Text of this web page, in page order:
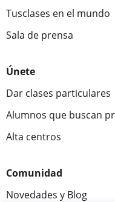
Tusclases en el mundo
Sala de prensa
Únete
Dar clases particulares
Alumnos que buscan
Alta centros
Comunidad
Novedades y Blog